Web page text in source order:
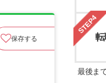
保存する
STEP4
転
最後ま